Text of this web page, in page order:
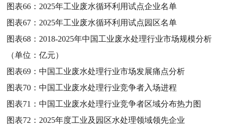
图表66： 2025年工业废水循环利用试点企业名单
图表67： 2025年工业废水循环利用试点园区名单
图表68： 2018-2025年中国工业废水处理行业市场规模分析
（单位：亿元）
图表69：中国工业废水处理行业市场发展痛点分析
图表70：中国工业废水处理行业竞争者入场进程
图表71：中国工业废水处理行业竞争者区域分布热力图
图表72： 2025年度工业及园区水处理领域领先企业